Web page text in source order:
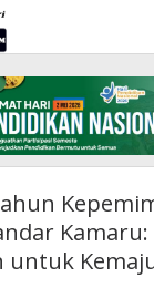
untuk